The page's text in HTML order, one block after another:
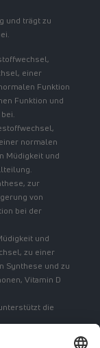
und trägt zu
einer
Funktion
Funktion und
normalen
Müdigkeit und
zur
von
bei der
und
zu einer
Synthese und zu
Vitamin D
die